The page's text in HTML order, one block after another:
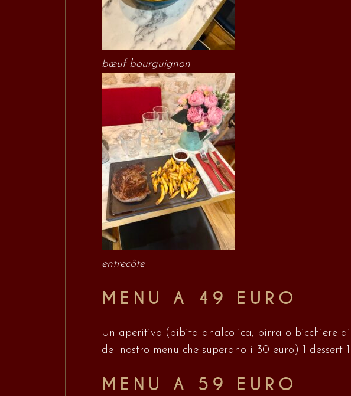
bœuf bourguignon
entrecôte
MENU A 49 EURO
Un aperitivo (bibita analcolica, birra o bicchiere
del nostro menu che superano i 30 euro) 1 dessert
MENU A 59 EURO